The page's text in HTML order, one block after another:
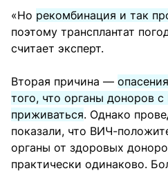
«Но рекомбинация и так
поэтому трансплантат
считает эксперт.
Вторая причина —
того, что органы доноров
приживаться. Однако
показали, что ВИЧ-
органы от здоровых
практически одинаково.